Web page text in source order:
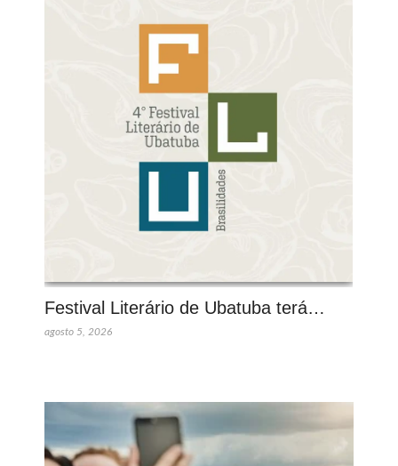
Festival Literário de Ubatuba terá…
agosto 5, 2026